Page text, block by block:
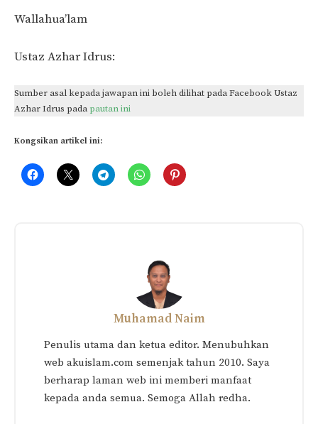
Wallahua’lam
Ustaz Azhar Idrus:
Sumber asal kepada jawapan ini boleh dilihat pada Facebook Ustaz
Azhar Idrus pada pautan ini
Kongsikan artikel ini:
Hukum Rambut Terkeluar
Masa Solat (Wanita)
Hukum Sujud Nampak
Tumit Ketika Solat Bagi
Wanita